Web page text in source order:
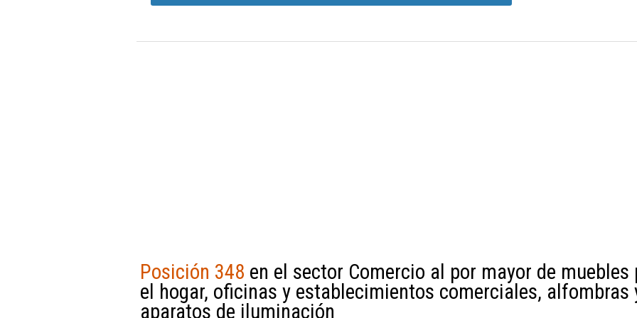
Posición 348 en el sector Comercio al por mayor de muebles
el hogar, oficinas y establecimientos comerciales, alfombras
aparatos de iluminación